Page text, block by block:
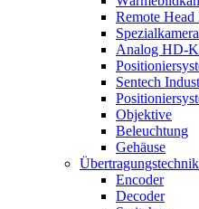
Remote Head
Analog HD-
Sentech
Objektive
Beleuchtung
Gehäuse
Übertragungstechnik
Encoder
Decoder